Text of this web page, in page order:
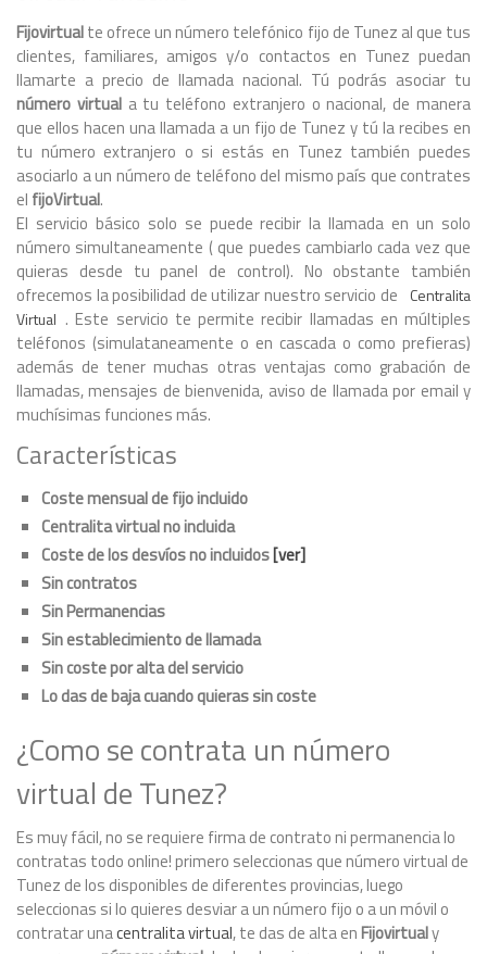
Fijovirtualte ofrece un número telefónico fijo de Tunez al que tus
clientes, familiares, amigos y/o contactos en Tunez puedan
llamarte a precio de llamada nacional. Tú podrás asociar tu
número virtuala tu teléfono extranjero o nacional, de manera
que ellos hacen una llamada a un fijo de Tunez y tú la recibes en
tu número extranjero o si estás en Tunez también puedes
asociarlo a un número de teléfono del mismo país que contrates
el fijoVirtual.
El servicio básico solo se puede recibir la llamada en un solo
número simultaneamente ( que puedes cambiarlo cada vez que
quieras desde tu panel de control). No obstante también
ofrecemos la posibilidad de utilizar nuestro servicio de
Centralita
Virtual . Este servicio te permite recibir llamadas en múltiples
teléfonos (simulataneamente o en cascada o como prefieras)
además de tener muchas otras ventajas como grabación de
llamadas, mensajes de bienvenida, aviso de llamada por email y
muchísimas funciones más.
Características
Coste mensual de fijo incluido
Centralita virtual no incluida
Coste de los desvíos no incluidos[ver]
Sin contratos
Sin Permanencias
Sin establecimiento de llamada
Sin coste por alta del servicio
Lo das de baja cuando quieras sin coste
¿Como se contrata un número
virtual de Tunez?
Es muy fácil, no se requiere firma de contrato ni permanencia lo
contratas todo online! primero seleccionas que número virtual de
Tunez de los disponibles de diferentes provincias, luego
seleccionas si lo quieres desviar a un número fijo o a un móvil o
contratar unacentralita virtual, te das de alta enFijovirtualy